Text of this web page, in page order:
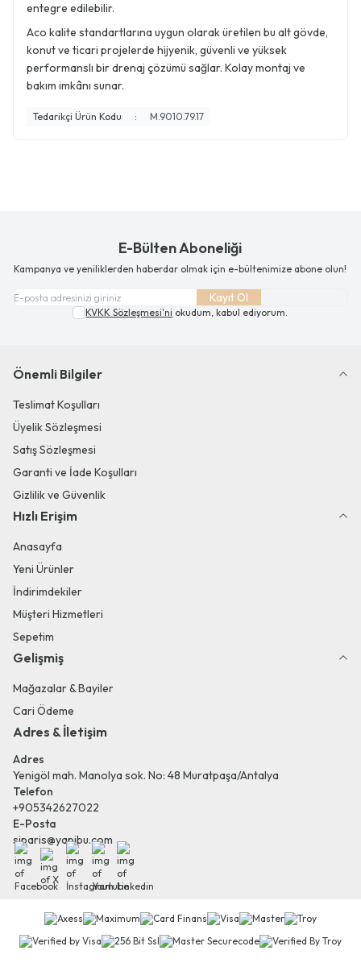
entegre edilebilir.
Aco kalite standartlarına uygun olarak üretilen bu alt gövde,
konut ve ticari projelerde hijyenik, güvenli ve yüksek
performanslı bir drenaj çözümü sağlar. Kolay montaj ve
bakım imkânı sunar.
Tedarikçi Ürün Kodu : M.9010.79.17
E-Bülten Aboneliği
Kampanya ve yeniliklerden haberdar olmak için e-bültenimize abone olun!
Kayıt Ol
KVKK Sözleşmesi'ni okudum, kabul ediyorum.
Önemli Bilgiler
Teslimat Koşulları
Üyelik Sözleşmesi
Satış Sözleşmesi
Garanti ve İade Koşulları
Gizlilik ve Güvenlik
Hızlı Erişim
Anasayfa
Yeni Ürünler
İndirimdekiler
Müşteri Hizmetleri
Sepetim
Gelişmiş
Mağazalar & Bayiler
Cari Ödeme
Adres & İletişim
Adres
Yenigöl mah. Manolya sok. No: 48 Muratpaşa/Antalya
Telefon
+905342627022
E-Posta
siparis@yapibu.com
Facebook
X İnstagram
Youtube